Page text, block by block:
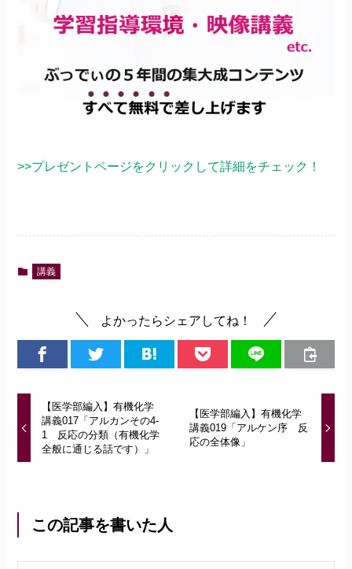
>>プレゼントページをクリックして詳細をチェック！
講義
よかったらシェアしてね！
【医学部編入】有機化学
講義017「アルカンその4-
1 反応の分類（有機化学
全般に通じる話です）」
【医学部編入】有機化学
講義019「アルケン序 反
応の全体像」
この記事を書いた人